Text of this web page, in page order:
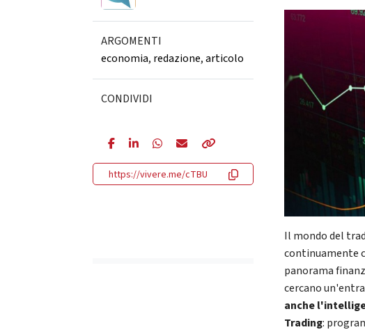
ARGOMENTI
economia, redazione,articolo
CONDIVIDI
https://vivere.me/cTBU
Il mondo del
continuamente
panorama
cercano
anche
Trading: